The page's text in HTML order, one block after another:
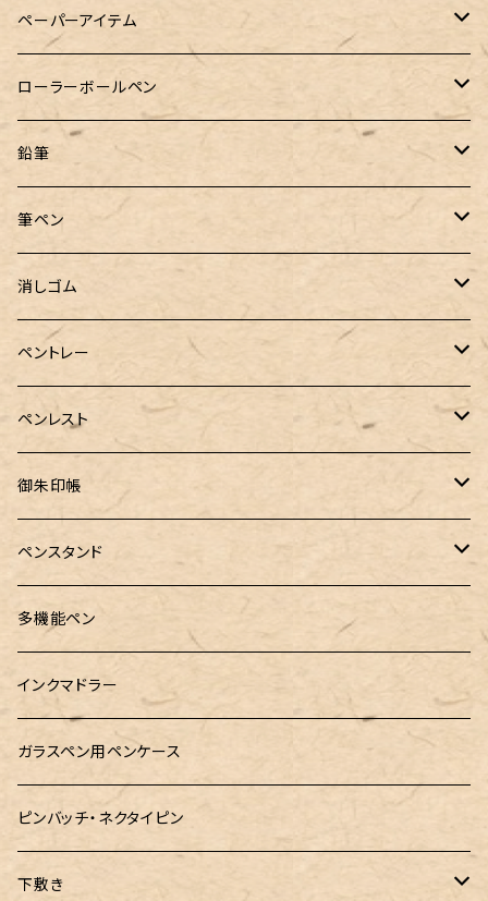
Ystudio（ワイスタジオ）
Nahvalur(ナーヴァル)
TaG サブマリン万年筆 限定ペン先ゴールドプレート
CROSS（クロス）
Sheaffer（シェーファー）
MONTEVERDE（モンテベルデ）
MONTBLANC（モンブラン）
Sheaffer（シェーファー）
マーベラスウッド
トライカラーボールペン
バディ【Mark II(マークツー)】
HUGO BOSS (ヒューゴ ボス)
PARKER(パーカー)
CROSS(クロス)
ANTOU（アントウ）
PenC mini
スタイルフィット ゲルインク
RETRO51
RHODIA(ロディア)
ロットリング
マルチペン
Luddite（ラダイト）
MONTEVERDE(モンテベルテ)
LAMY（ラミー）
ぺんてる
Kaweco（カヴェコ）
Ystudio（ワイスタジオ）
エルバン
早川式繰出鉛筆
三菱鉛筆
クルトガ ウッド
ぺんてる
ラミー
ラダイト
PILOT（パイロット）
カスタム
RHODIA(ロディア)
KAYOU＋(カーユプラス)
IWI（アイダブリューアイ）
meister by POINT(マイスターバイポイント)
島田小割製材所
Ystudio（ワイスタジオ）
工房sokoharo（そこはろ）
Ystudio（ワイスタジオ）
ラダイト
Steef&Co.（スティーフ）
富士瘤クラフト
ペーパーアイテム
ヌルリフィル
irofulインクカード
神戸派計画
すずめや
ローラーボールペン
FONTE
ローラーボール 6色キャップ付
鉛筆
サンスター文具
筆ペン
Fonte
消しゴム
消しゴムケース
バハギア&クラフト
ツイスト消しゴム
MONS ORIS (モンズオーリス)
ペントレー
革製ペントレー
ペンレスト
ボルトレッティ
御朱印帳
富士ひのき御朱印帳【巓】
黄金富士ひのき御朱印帳
御朱印帳袋・カバー
CRUCIAL（クルーシャル）御朱印帳
ペンスタンド
Ystudio（ワイスタジオ）
あけぼの工房
多機能ペン
インクマドラー
ガラスペン用ペンケース
ピンバッチ・ネクタイピン
下敷き